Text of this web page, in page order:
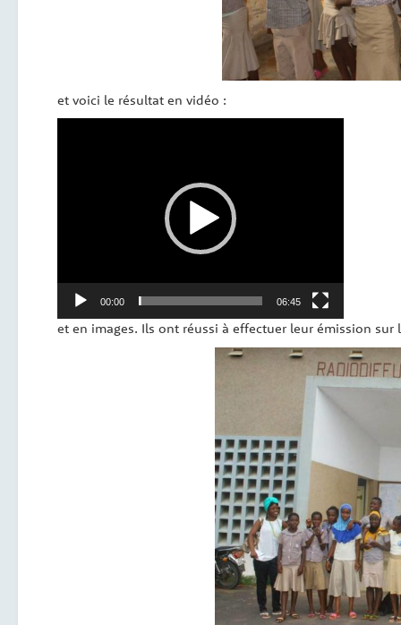
et voici le résultat en vidéo :
00:00 06:45
et en images. Ils ont réussi à effectuer leur émission